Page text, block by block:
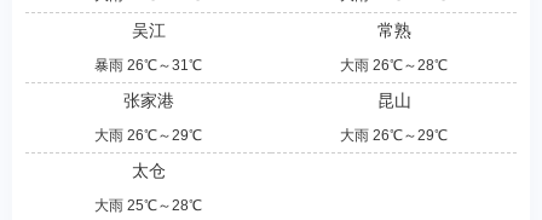
吴江
暴雨 26℃～31℃
常熟
大雨 26℃～28℃
张家港
大雨 26℃～29℃
昆山
大雨 26℃～29℃
太仓
大雨 25℃～28℃